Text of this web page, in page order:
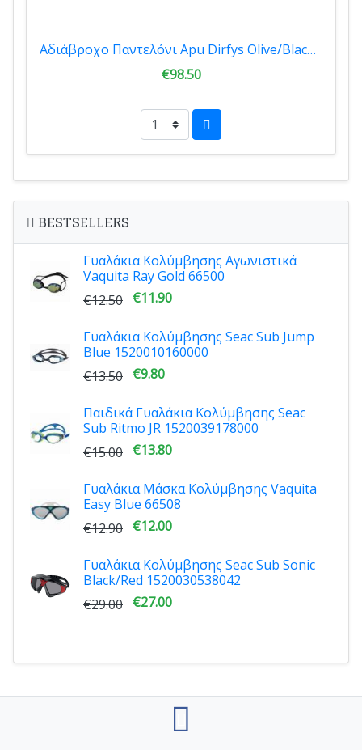
Αδιάβροχο Παντελόνι Apu Dirfys Olive/Black 80557
€98.50
BESTSELLERS
Γυαλάκια Κολύμβησης Αγωνιστικά
Vaquita Ray Gold 66500
€12.50 €11.90
Γυαλάκια Κολύμβησης Seac Sub Jump
Blue 1520010160000
€13.50 €9.80
Παιδικά Γυαλάκια Κολύμβησης Seac
Sub Ritmo JR 1520039178000
€15.00 €13.80
Γυαλάκια Μάσκα Κολύμβησης Vaquita
Easy Blue 66508
€12.90 €12.00
Γυαλάκια Κολύμβησης Seac Sub Sonic
Black/Red 1520030538042
€29.00 €27.00